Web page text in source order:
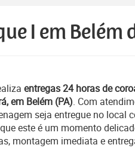
I em Belém
entregas 24 horas de
em Belém (PA). Com
seja entregue no local
este é um momento
montagem imediata e